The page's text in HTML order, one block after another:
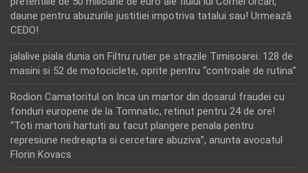
daune pentru abuzurile justitiei impotriva tatalui sau! Urmează
CEDO!
jalalive piala dunia on Filtru rutier pe strazile Timisoarei: 128 de
masini si 52 de motociclete, oprite pentru “controale de rutina”
Rodion Camatoritul on Inca un martor din dosarul fraudei cu
fonduri europene de la Tomnatic, retinut pentru 24 de ore!
“Toti martorii hartuiti au facut plangere penala pentru
represiune nedreapta si cercetare abuziva”, anunta avocatul
Florin Kovacs